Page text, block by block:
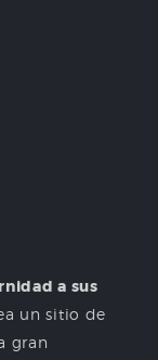
a sus
un sitio de
gran